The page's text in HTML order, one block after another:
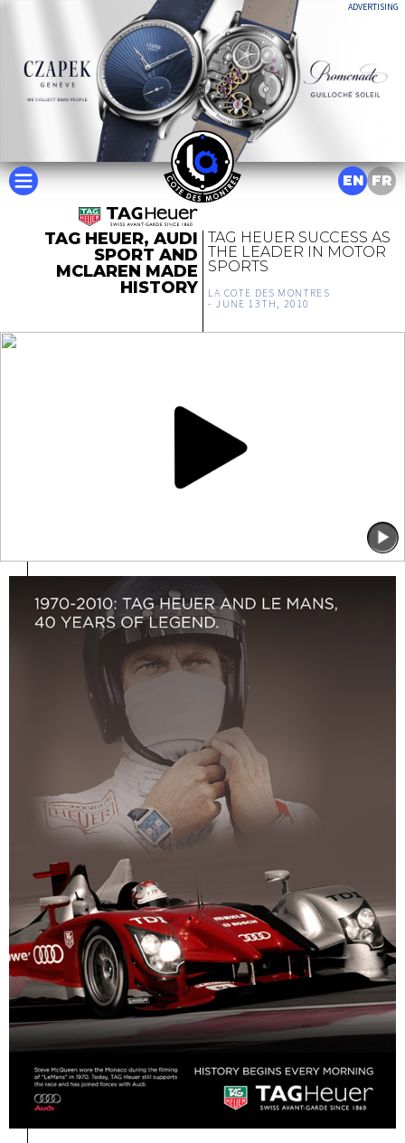
ADVERTISING
TAG HEUER, AUDI
SPORT AND
MCLAREN MADE
HISTORY
TAG HEUER SUCCESS AS
THE LEADER IN MOTOR
SPORTS
LA COTE DES MONTRES
- JUNE 13TH, 2010
EN FR